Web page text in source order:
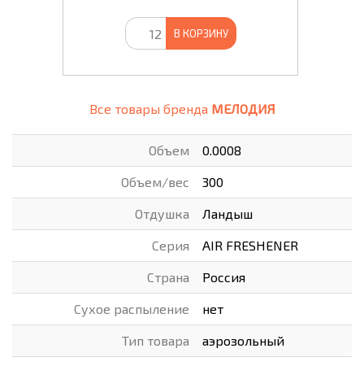
В КОРЗИНУ
Все товары бренда МЕЛОДИЯ
Объем 0.0008
Объем/вес 300
Отдушка Ландыш
Серия AIR FRESHENER
Страна Россия
Сухое распыление нет
Тип товара аэрозольный